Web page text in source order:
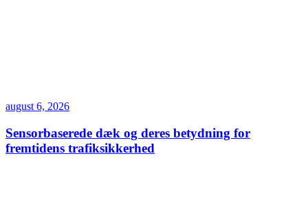
august 6, 2026
Sensorbaserede dæk og deres betydning for
fremtidens trafiksikkerhed